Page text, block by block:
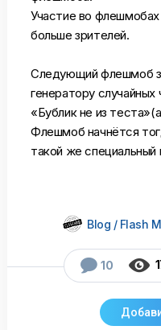
Участие во
больше зрителей.
Следующий флешмоб
генератору
«Бублик не из
Флешмоб начнётся
такой же специальный
Blog / Flash
 10 